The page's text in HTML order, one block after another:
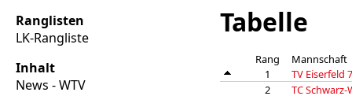
Ranglisten
LK-Rangliste
Inhalt
News - WTV
Tabelle
Rang
Mannschaft
1
TV Eiserfeld
2
TC Schwarz-